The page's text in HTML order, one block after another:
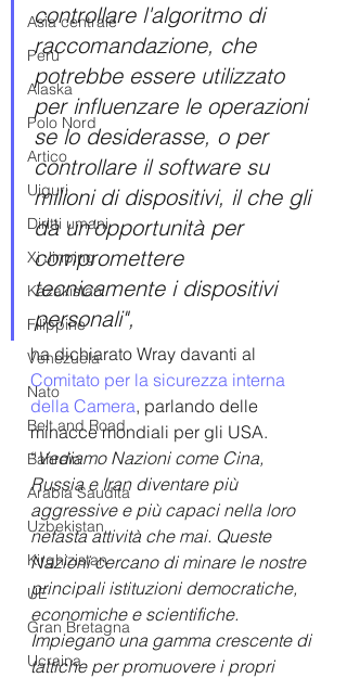
Asia centrale
Perù
Alaska
Polo Nord
Artico
Uiguri
Diritti umani
Xi Jinping
Kazakistan
Filippine
Venezuela
Nato
Belt and Road
Bahrein
Arabia Saudita
Uzbekistan
Kirghizistan
UE
Gran Bretagna
Ucraina
controllare l'algoritmo di
raccomandazione, che
potrebbe essere utilizzato
per influenzare le operazioni
se lo desiderasse, o per
controllare il software su
milioni di dispositivi, il che gli
dà un'opportunità per
compromettere
tecnicamente i dispositivi
personali",
ha dichiarato Wray davanti al
Comitato per la sicurezza interna
della Camera, parlando delle
minacce mondiali per gli USA.
“Vediamo Nazioni come Cina,
Russia e Iran diventare più
aggressive e più capaci nella loro
nefasta attività che mai. Queste
Nazioni cercano di minare le nostre
principali istituzioni democratiche,
economiche e scientifiche.
Impiegano una gamma crescente di
tattiche per promuovere i propri